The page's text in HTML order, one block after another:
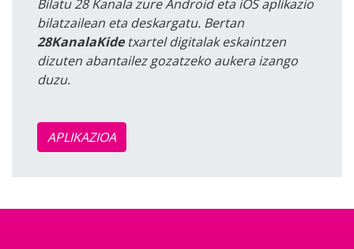
Bilatu 28 Kanala zure Android eta iOS aplikazio
bilatzailean eta deskargatu. Bertan
28KanalaKidetxartel digitalak eskaintzen
dizuten abantailez gozatzeko aukera izango
duzu.
APLIKAZIOA